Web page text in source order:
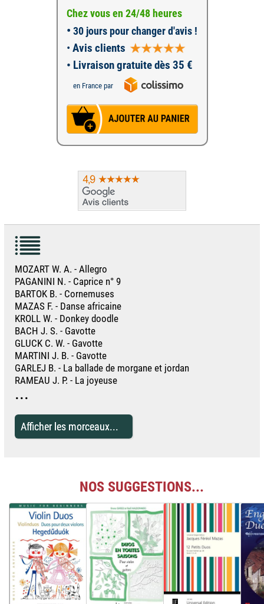
Chez vous en 24/48 heures
• 30 jours pour changer d'avis !
• Avis clients
• Livraison gratuite dès 35 €
en France par
MOZART W. A. - Allegro
PAGANINI N. - Caprice n° 9
BARTOK B. - Cornemuses
MAZAS F. - Danse africaine
KROLL W. - Donkey doodle
BACH J. S. - Gavotte
GLUCK C. W. - Gavotte
MARTINI J. B. - Gavotte
GARLEJ B. - La ballade de morgane et jordan
RAMEAU J. P. - La joyeuse
...
Afficher les morceaux...
NOS SUGGESTIONS...